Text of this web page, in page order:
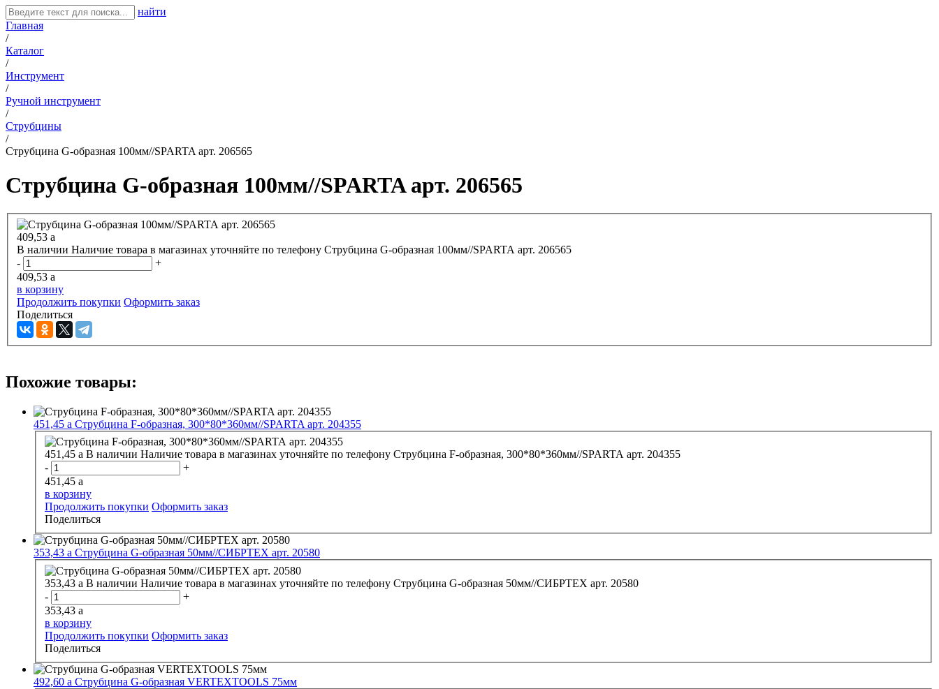
найти
Главная
/
Каталог
/
Инструмент
/
Ручной инструмент
/
Струбцины
/
Струбцина G-образная 100мм//SPARTA арт. 206565
Струбцина G-образная 100мм//SPARTA арт. 206565
409,53 a
В наличии Наличие товара в магазинах уточняйте по телефону Струбцина G-образная 100мм//SPARTA арт. 206565
-
+
409,53 a
в корзину
Продолжить покупки Оформить заказ
Поделиться
Похожие товары:
451,45 a Струбцина F-образная, 300*80*360мм//SPARTA арт. 204355
451,45 a В наличии Наличие товара в магазинах уточняйте по телефону Струбцина F-образная, 300*80*360мм//SPARTA арт. 204355
-
+
451,45 a
в корзину
Продолжить покупки Оформить заказ
Поделиться
353,43 a Струбцина G-образная 50мм//СИБРТЕХ арт. 20580
353,43 a В наличии Наличие товара в магазинах уточняйте по телефону Струбцина G-образная 50мм//СИБРТЕХ арт. 20580
-
+
353,43 a
в корзину
Продолжить покупки Оформить заказ
Поделиться
492,60 a Струбцина G-образная VERTEXTOOLS 75мм